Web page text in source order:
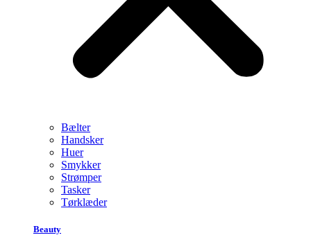
Bælter
Handsker
Huer
Smykker
Strømper
Tasker
Tørklæder
Beauty